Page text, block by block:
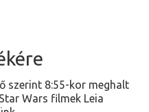
szerint 8:55-kor meghalt
Wars filmek Leia